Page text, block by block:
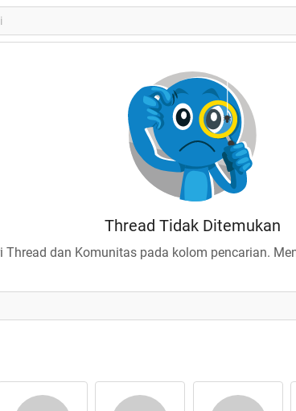
Thread Tidak Ditemukan
Thread dan Komunitas pada kolom pencarian.